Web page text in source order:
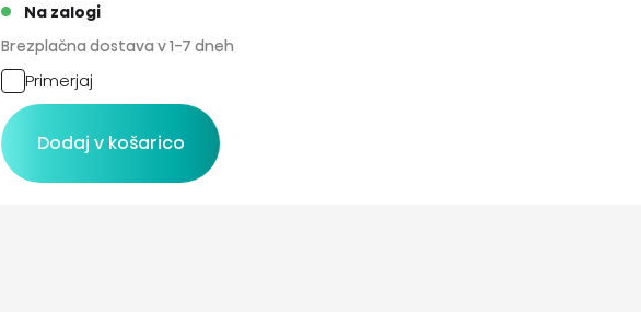
Na zalogi
Brezplačna dostava v 1-7 dneh
Primerjaj
Dodaj v košarico